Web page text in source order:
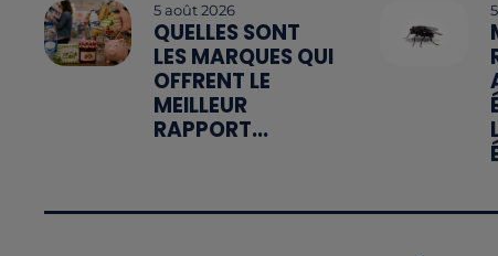
5 août 2026
QUELLES SONT
LES MARQUES QUI
OFFRENT LE
MEILLEUR
RAPPORT...